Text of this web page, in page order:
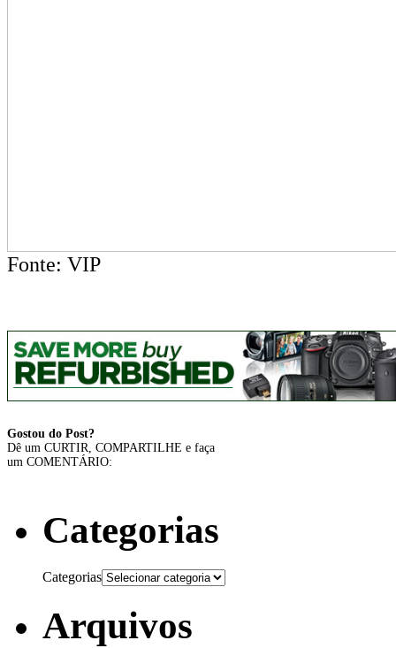
Fonte: VIP
Gostou do Post?
Dê um CURTIR, COMPARTILHE e faça
um COMENTÁRIO:
Categorias
Categorias
Arquivos